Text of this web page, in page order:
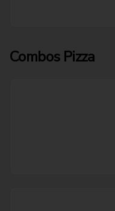
Combos Pizza